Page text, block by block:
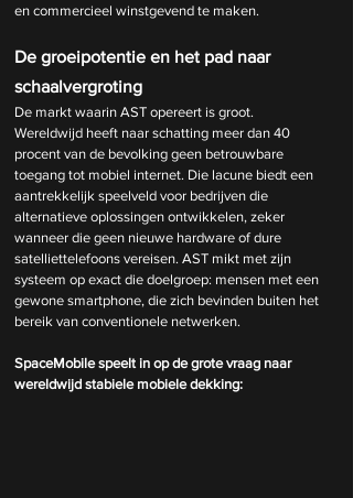
en commercieel winstgevend te maken.
De groeipotentie en het pad naar
schaalvergroting
De markt waarin AST opereert is groot.
Wereldwijd heeft naar schatting meer dan 40
procent van de bevolking geen betrouwbare
toegang tot mobiel internet. Die lacune biedt een
aantrekkelijk speelveld voor bedrijven die
alternatieve oplossingen ontwikkelen, zeker
wanneer die geen nieuwe hardware of dure
satelliettelefoons vereisen. AST mikt met zijn
systeem op exact die doelgroep: mensen met een
gewone smartphone, die zich bevinden buiten het
bereik van conventionele netwerken.
SpaceMobile speelt in op de grote vraag naar
wereldwijd stabiele mobiele dekking: